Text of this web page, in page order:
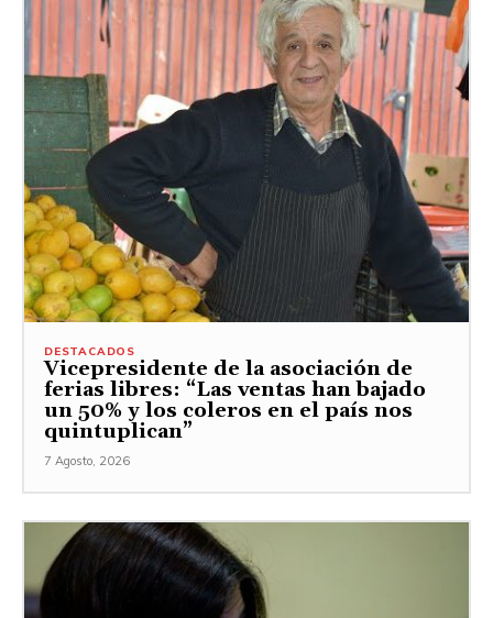
DESTACADOS
Vicepresidente de la asociación de
ferias libres: “Las ventas han bajado
un 50% y los coleros en el país nos
quintuplican”
7 Agosto, 2026